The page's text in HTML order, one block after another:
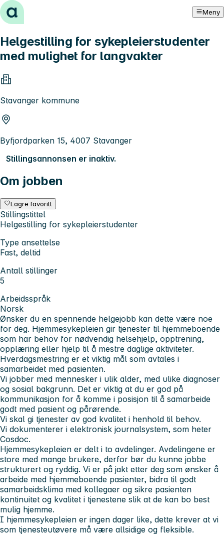
Hopp til innhold Meny
Helgestilling for sykepleierstudenter
med mulighet for langvakter
Stavanger kommune
Byfjordparken 15, 4007 Stavanger
Stillingsannonsen er inaktiv.
Om jobben
Lagre favoritt
Stillingstittel
Helgestilling for sykepleierstudenter
Type ansettelse
Fast, deltid
Antall stillinger
5
Arbeidsspråk
Norsk
Ønsker du en spennende helgejobb kan dette være noe
for deg. Hjemmesykepleien gir tjenester til hjemmeboende
som har behov for nødvendig helsehjelp, opptrening,
opplæring eller hjelp til å mestre daglige aktiviteter.
Hverdagsmestring er et viktig mål som avtales i
samarbeidet med pasienten.
Vi jobber med mennesker i ulik alder, med ulike diagnoser
og sosial bakgrunn. Det er viktig at du er god på
kommunikasjon for å komme i posisjon til å samarbeide
godt med pasient og pårørende.
Vi skal gi tjenester av god kvalitet i henhold til behov.
Vi dokumenterer i elektronisk journalsystem, som heter
Cosdoc.
Hjemmesykepleien er delt i to avdelinger. Avdelingene er
store med mange brukere, derfor bør du kunne jobbe
strukturert og ryddig. Vi er på jakt etter deg som ønsker å
arbeide med hjemmeboende pasienter, bidra til godt
samarbeidsklima med kollegaer og sikre pasienten
kontinuitet og kvalitet i tjenestene slik at de kan bo best
mulig hjemme.
I hjemmesykepleien er ingen dager like, dette krever at vi
som tjenesteutøvere må være allsidige og fleksible.